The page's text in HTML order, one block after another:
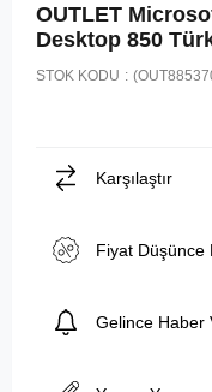
OUTLET
Desktop 850
STOK KODU
Karşılaştır
Fiyat Düşünce
Gelince Haber